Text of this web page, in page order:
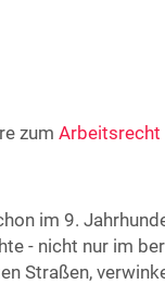
zum Arbeitsrecht
im 9.
- nicht nur im